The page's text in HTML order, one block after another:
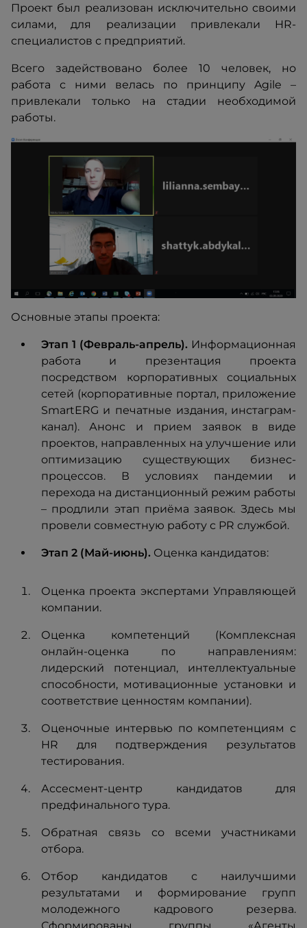
Проект был реализован исключительно своими
силами, для реализации привлекали HR-
специалистов с предприятий.
Всего задействовано более 10 человек, но
работа с ними велась по принципу Agile –
привлекали только на стадии необходимой
работы.
Основные этапы проекта:
Этап 1 (Февраль-апрель). Информационная
работа и презентация проекта
посредством корпоративных социальных
сетей (корпоративные портал, приложение
SmartERG и печатные издания, инстаграм-
канал). Анонс и прием заявок в виде
проектов, направленных на улучшение или
оптимизацию существующих бизнес-
процессов. В условиях пандемии и
перехода на дистанционный режим работы
– продлили этап приёма заявок. Здесь мы
провели совместную работу с PR службой.
Этап 2 (Май-июнь). Оценка кандидатов:
Оценка проекта экспертами Управляющей
компании.
Оценка компетенций (Комплексная
онлайн-оценка по направлениям:
лидерский потенциал, интеллектуальные
способности, мотивационные установки и
соответствие ценностям компании).
Оценочные интервью по компетенциям с
HR для подтверждения результатов
тестирования.
Ассесмент-центр кандидатов для
предфинального тура.
Обратная связь со всеми участниками
отбора.
Отбор кандидатов с наилучшими
результатами и формирование групп
молодежного кадрового резерва.